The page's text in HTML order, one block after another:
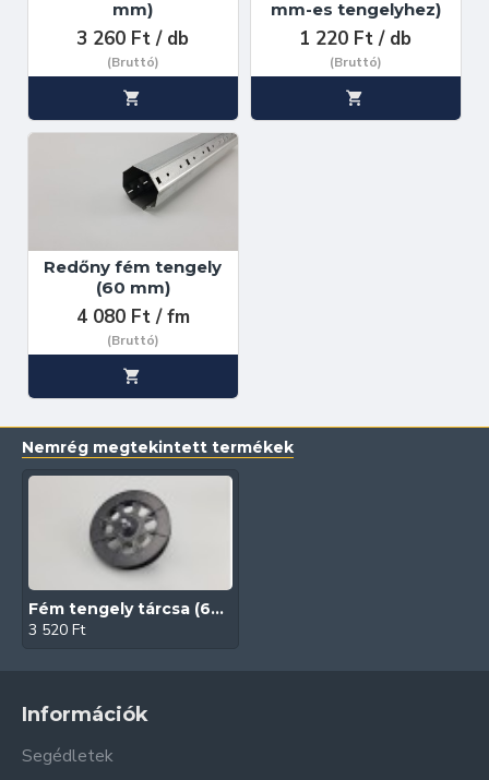
mm)
3 260 Ft / db
(Bruttó)
mm-es tengelyhez)
1 220 Ft / db
(Bruttó)
Redőny fém tengely
(60 mm)
4 080 Ft / fm
(Bruttó)
Nemrég megtekintett termékek
Fém tengely tárcsa (60 mm)
3 520 Ft
Információk
Segédletek